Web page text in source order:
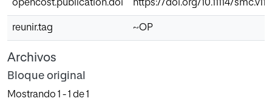
opencost.publication.doi https://doi.org/10.11114/
reunir.tag ~OP
Archivos
Bloque original
Mostrando 1 - 1 de 1